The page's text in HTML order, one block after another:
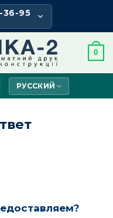
36-95
0
РУССКИЙ